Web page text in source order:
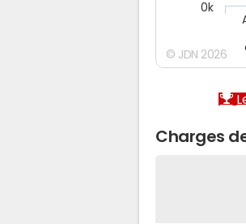
0k
© JDN 2026
Charges